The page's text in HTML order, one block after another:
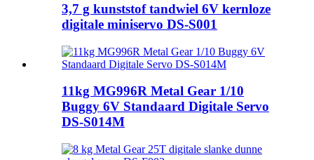
3,7 g kunststof tandwiel 6V kernloze
digitale miniservo DS-S001
11kg MG996R Metal Gear 1/10
Buggy 6V Standaard Digitale Servo
DS-S014M